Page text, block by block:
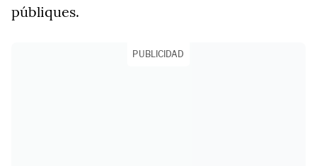
públiques.
PUBLICIDAD